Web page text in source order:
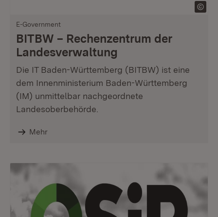
E-Government
BITBW – Rechenzentrum der
Landesverwaltung
Die IT Baden-Württemberg (BITBW) ist eine
dem Innenministerium Baden-Württemberg
(IM) unmittelbar nachgeordnete
Landesoberbehörde.
Mehr